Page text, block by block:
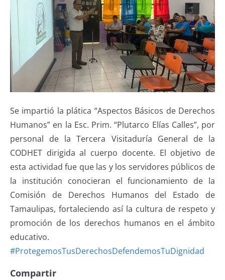
Se impartió la plática “Aspectos Básicos de Derechos
Humanos” en la Esc. Prim. “Plutarco Elías Calles”, por
personal de la Tercera Visitaduría General de la
CODHET dirigida al cuerpo docente. El objetivo de
esta actividad fue que las y los servidores públicos de
la institución conocieran el funcionamiento de la
Comisión de Derechos Humanos del Estado de
Tamaulipas, fortaleciendo así la cultura de respeto y
promoción de los derechos humanos en el ámbito
educativo.
#ProtegemosTusDerechosDefendemosTuDignidad
Compartir